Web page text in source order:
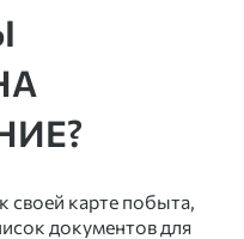
своей карте побыта,
документов для